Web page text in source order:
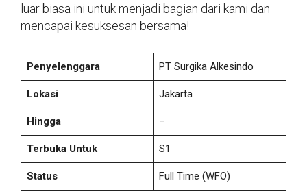
luar biasa ini untuk menjadi bagian dari kami dan
mencapai kesuksesan bersama!
Penyelenggara PT Surgika Alkesindo
Lokasi Jakarta
Hingga –
Terbuka Untuk S1
Status Full Time (WFO)